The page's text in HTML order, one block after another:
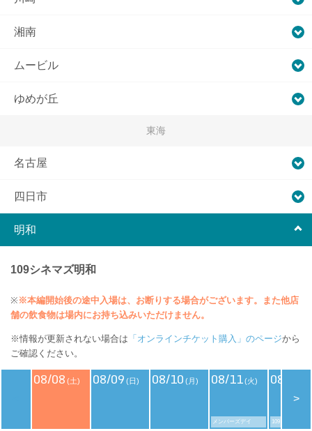
湘南
ムービル
ゆめが丘
東海
名古屋
四日市
明和
109シネマズ明和
※ ※本編開始後の途中入場は、お断りする場合がございます。また他店
舗の飲食物は場内にお持ち込みいただけません。
※情報が更新されない場合は 「オンラインチケット購入」のページから
ご確認ください。
08/08 (土) 08/09 (日) 08/10 (月) 08/11(火)
メンバーズデイ
08/12
109シネマズデ
>